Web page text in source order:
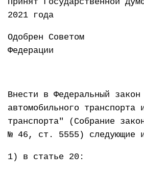
2021 года
Одобрен Советом
Федерации
Внести в Федеральный
автомобильного транспорта
транспорта" (Собрание
№ 46, ст. 5555) следующие
1) в статье 20: